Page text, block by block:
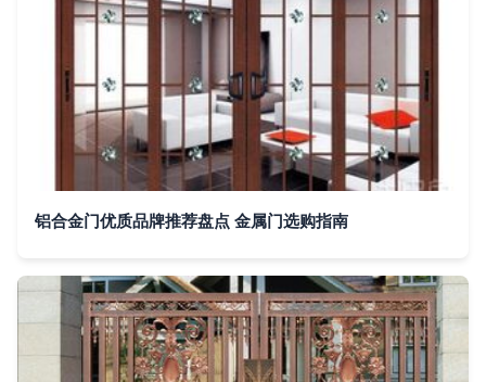
铝合金门优质品牌推荐盘点 金属门选购指南